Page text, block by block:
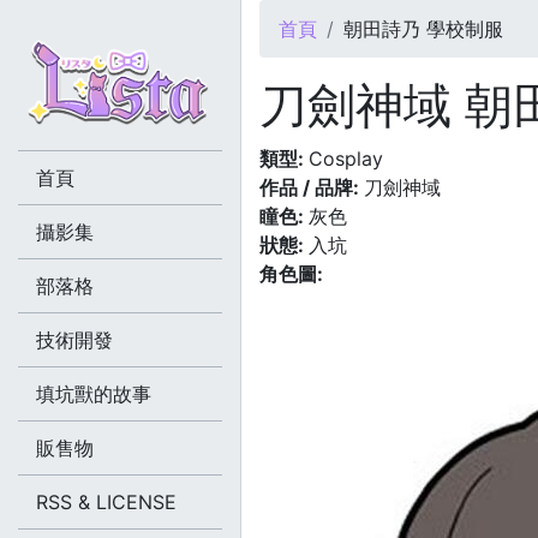
您在這裡
首頁 朝田詩乃 學校制服
刀劍神域 朝
類型: Cosplay
作品 / 品牌: 刀劍神域
瞳色: 灰色
狀態: 入坑
角色圖:
首頁
攝影集
部落格
技術開發
填坑獸的故事
販售物
RSS & LICENSE